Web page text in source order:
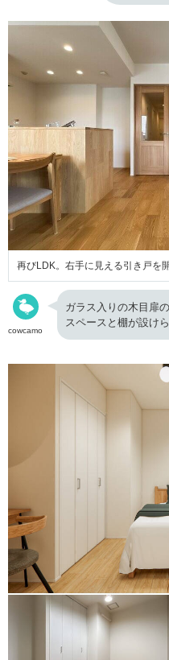
再びLDK。右手に見える引き戸を
cowcamo
ガラス入りの木目扉
スペースと棚が設け